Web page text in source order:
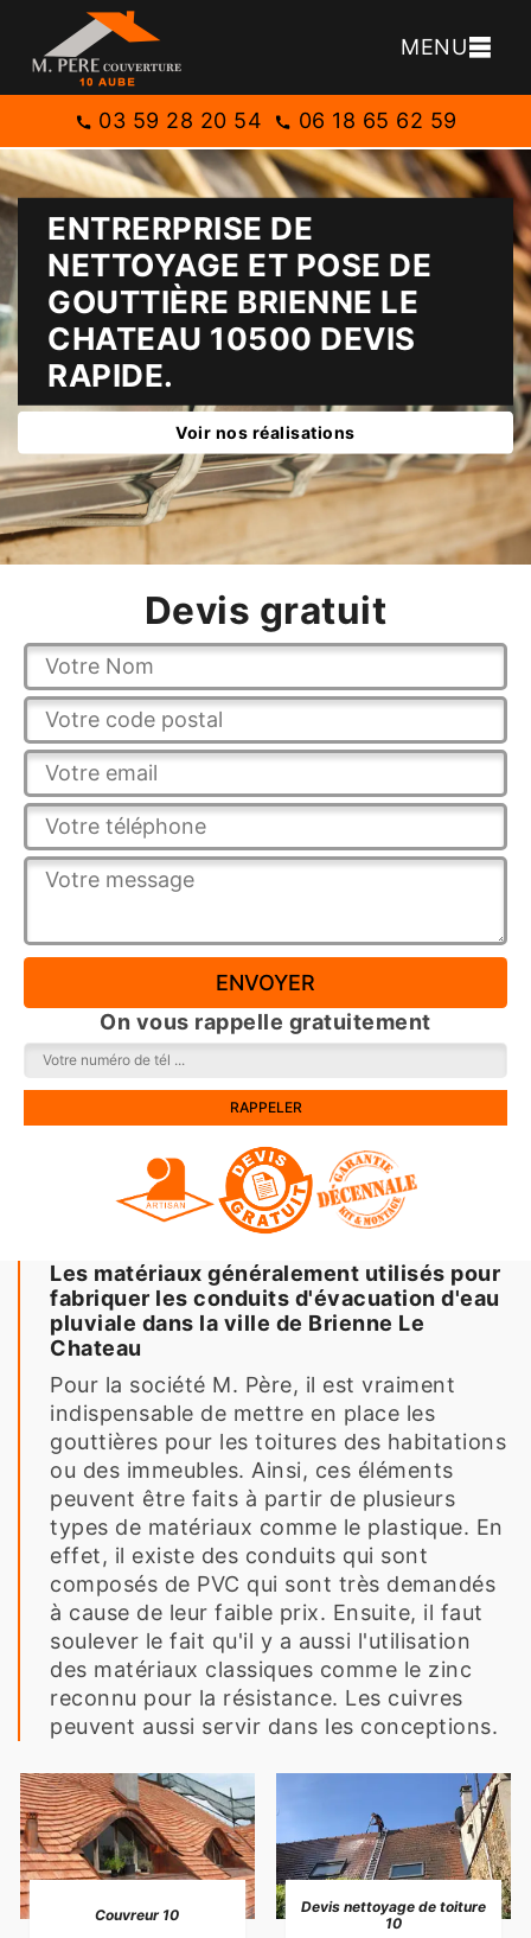
MENU
03 59 28 20 54 06 18 65 62 59
ENTRERPRISE DE
NETTOYAGE ET POSE DE
GOUTTIÈRE BRIENNE LE
CHATEAU 10500 DEVIS
RAPIDE.
Voir nos réalisations
Devis gratuit
On vous rappelle gratuitement
Les matériaux généralement utilisés pour
fabriquer les conduits d'évacuation d'eau
pluviale dans la ville de Brienne Le
Chateau
Pour la société M. Père, il est vraiment
indispensable de mettre en place les
gouttières pour les toitures des habitations
ou des immeubles. Ainsi, ces éléments
peuvent être faits à partir de plusieurs
types de matériaux comme le plastique. En
effet, il existe des conduits qui sont
composés de PVC qui sont très demandés
à cause de leur faible prix. Ensuite, il faut
soulever le fait qu'il y a aussi l'utilisation
des matériaux classiques comme le zinc
reconnu pour la résistance. Les cuivres
peuvent aussi servir dans les conceptions.
Couvreur 10
Devis nettoyage de toiture
10